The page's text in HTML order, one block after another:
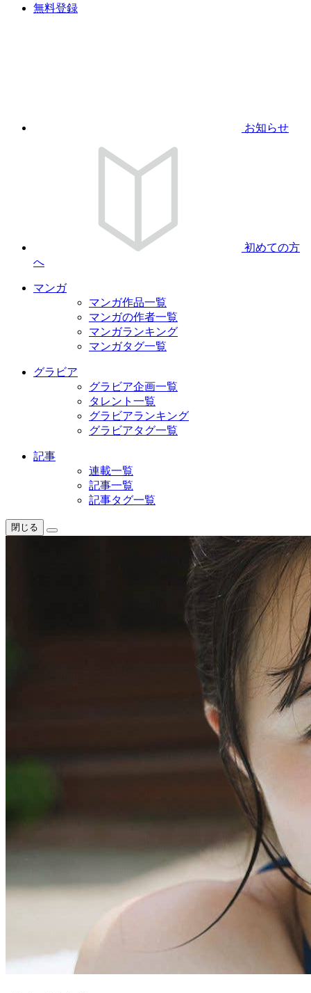
無料登録
お知らせ
初めての方
へ
マンガ
マンガ作品一覧
マンガの作者一覧
マンガランキング
マンガタグ一覧
グラビア
グラビア企画一覧
タレント一覧
グラビアランキング
グラビアタグ一覧
記事
連載一覧
記事一覧
記事タグ一覧
閉じる